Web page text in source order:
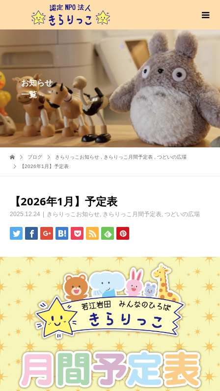
お知らせ
一覧
ブログ きらりっこお知らせ きらりっこ月間予定表
つどいの広場
【2026年1月】予定表
【2026年1月】予定表
2025.12.24 きらりっこお知らせ, きらりっこ月間予定表, つどいの広場